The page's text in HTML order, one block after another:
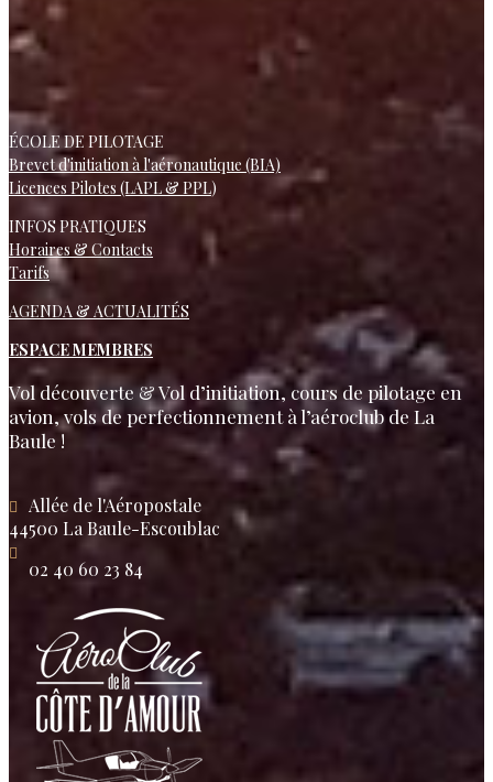
ÉCOLE DE PILOTAGE
Brevet d'initiation à l'aéronautique (BIA)
Licences Pilotes (LAPL & PPL)
INFOS PRATIQUES
Horaires & Contacts
Tarifs
AGENDA & ACTUALITÉS
ESPACE MEMBRES
Vol découverte & Vol d’initiation, cours de pilotage en
avion, vols de perfectionnement à l’aéroclub de La
Baule !
Allée de l'Aéropostale
44500 La Baule-Escoublac
02 40 60 23 84